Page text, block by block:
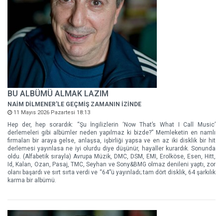
BU ALBÜMÜ ALMAK LAZIM
NAİM DİLMENER'LE GEÇMİŞ ZAMANIN İZİNDE
11 Mayıs 2026 Pazartesi 18:13
Hep der, hep sorardık: “Şu İngilizlerin ‘Now That’s What I Call Music’
derlemeleri gibi albümler neden yapılmaz ki bizde?” Memleketin en namlı
firmaları bir araya gelse, anlaşsa, işbirliği yapsa ve en az iki disklik bir hit
derlemesi yayınlasa ne iyi olurdu diye düşünür, hayaller kurardık. Sonunda
oldu. (Alfabetik sırayla) Avrupa Müzik, DMC, DSM, EMI, Erolköse, Esen, Hitt,
Id, Kalan, Ozan, Pasaj, TMC, Seyhan ve Sony&BMG olmaz denileni yaptı, zor
olanı başardı ve sırt sırta verdi ve “64”ü yayınladı; tam dört disklik, 64 şarkılık
karma bir albümü.